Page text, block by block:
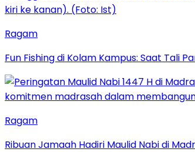
Ragam
Fun Fishing di Kolam Kampus: Saat Tali
Ragam
Ribuan Jamaah Hadiri Maulid Nabi di